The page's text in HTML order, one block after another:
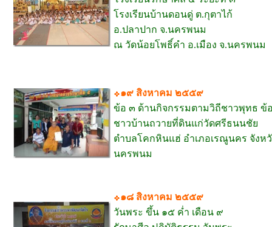
โรงเรียนบ้านดอนดู่ ต.กุตาไก้
อ.ปลาปาก จ.นครพนม
ณ วัดน้อยโพธิ์คำ อ.เมือง จ.นครพนม
๑๙ สิงหาคม ๒๕๕๙
ข้อ ๓ ด้านกิจกรรมตามวิถีชาวพุทธ ข้
ชาวบ้านถวายที่ดินแก่วัดศรีธนนชัย
ตำบลโคกหินแฮ่ อำเภอเรณูนคร จังห
นครพนม
๑๘ สิงหาคม ๒๕๕๙
วันพระ ขึ้น ๑๕ ค่ำ เดือน ๙